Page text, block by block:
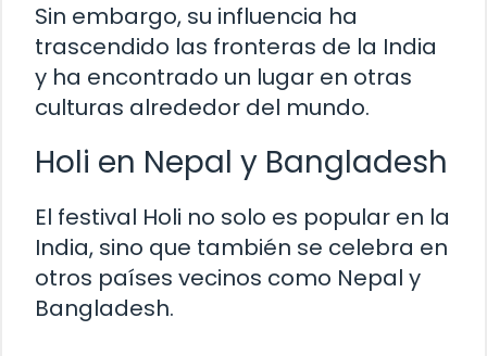
Sin embargo, su influencia ha
trascendido las fronteras de la India
y ha encontrado un lugar en otras
culturas alrededor del mundo.
Holi en Nepal y Bangladesh
El festival Holi no solo es popular en la
India, sino que también se celebra en
otros países vecinos como Nepal y
Bangladesh.